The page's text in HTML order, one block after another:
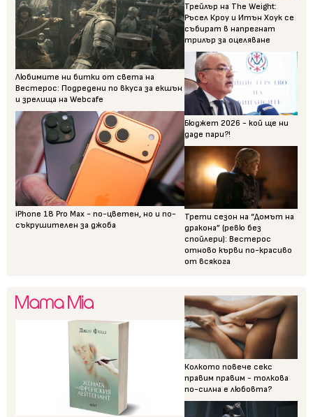
Любимите ни битки от света на
Вестерос: Подредени по вкуса за екшън
и зрелища на Webcafe
iPhone 18 Pro Max - по-цветен, но и по-
съкрушителен за джоба
Трейлър на The Weight:
Ръсел Кроу и Итън Хоук се
събират в напрегнат
трилър за оцеляване
Бюджет 2026 - кой ще ни
даде пари?!
Трети сезон на “Домът на
дракона” (ревю без
спойлери): Вестерос
отново кърви по-красиво
от всякога
Колкото повече секс
правим правим - толкова
по-силна е любовта?